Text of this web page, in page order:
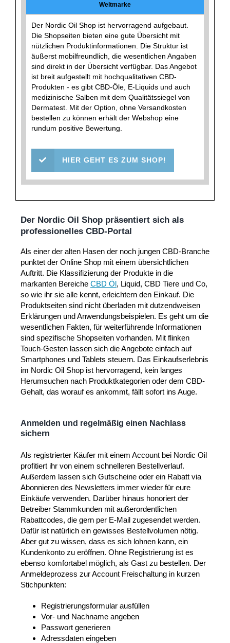
Weltmarke
Der Nordic Oil Shop ist hervorragend aufgebaut.
Die Shopseiten bieten eine gute Übersicht mit
nützlichen Produktinformationen. Die Struktur ist
äußerst mobilfreundlich, die wesentlichen Angaben
sind direkt in der Übersicht verfügbar. Das Angebot
ist breit aufgestellt mit hochqualitativen CBD-
Produkten - es gibt CBD-Öle, E-Liquids und auch
medizinische Salben mit dem Qualitätssiegel von
Dermatest. Mit der Option, ohne Versandkosten
bestellen zu können erhält der Webshop eine
rundum positive Bewertung.
HIER GEHT ES ZUM SHOP!
Der Nordic Oil Shop präsentiert sich als
professionelles CBD-Portal
Als einer der alten Hasen der noch jungen CBD-Branche
punktet der Online Shop mit einem übersichtlichen
Auftritt. Die Klassifizierung der Produkte in die
markanten Bereiche CBD Öl, Liquid, CBD Tiere und Co,
so wie ihr sie alle kennt, erleichtern den Einkauf. Die
Produktseiten sind nicht überladen mit dutzendweisen
Erklärungen und Anwendungsbeispielen. Es geht um die
wesentlichen Fakten, für weiterführende Informationen
sind spezifische Shopseiten vorhanden. Mit flinken
Touch-Gesten lassen sich die Angebote einfach auf
Smartphones und Tablets steuern. Das Einkaufserlebnis
im Nordic Oil Shop ist hervorragend, kein langes
Herumsuchen nach Produktkategorien oder dem CBD-
Gehalt, das worauf es ankommt, fällt sofort ins Auge.
Anmelden und regelmäßig einen Nachlass
sichern
Als registrierter Käufer mit einem Account bei Nordic Oil
profitiert ihr von einem schnelleren Bestellverlauf.
Außerdem lassen sich Gutscheine oder ein Rabatt via
Abonnieren des Newsletters immer wieder für eure
Einkäufe verwenden. Darüber hinaus honoriert der
Betreiber Stammkunden mit außerordentlichen
Rabattcodes, die gern per E-Mail zugesendet werden.
Dafür ist natürlich ein gewisses Bestellvolumen nötig.
Aber gut zu wissen, dass es sich lohnen kann, ein
Kundenkonto zu eröffnen. Ohne Registrierung ist es
ebenso komfortabel möglich, als Gast zu bestellen. Der
Anmeldeprozess zur Account Freischaltung in kurzen
Stichpunkten:
Registrierungsformular ausfüllen
Vor- und Nachname angeben
Passwort generieren
Adressdaten eingeben